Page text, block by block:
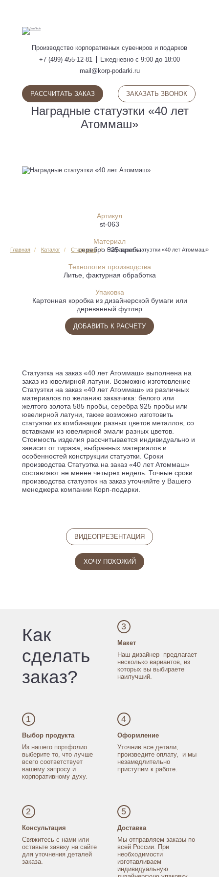
ПОИСК
Производство корпоративных сувениров и подарков
+7 (499) 455-12-81
Ежедневно с 9:00 до 18:00
mail@korp-podarki.ru
ЗАКАЗАТЬ ЗВОНОК
РАССЧИТАТЬ ЗАКАЗ
Главная Каталог Статуэтки Наградные статуэтки «40 лет Атоммаш»
Наградные статуэтки «40 лет
Атоммаш»
Артикул
st-063
Материал
серебро 925 пробы
Технология производства
Литье, фактурная обработка
Упаковка
Картонная коробка из дизайнерской бумаги или
деревянный футляр
ДОБАВИТЬ К РАСЧЕТУ
Статуэтка на заказ «40 лет Атоммаш» выполнена на
заказ из ювелирной латуни. Возможно изготовление
Статуэтки на заказ «40 лет Атоммаш» из различных
материалов по желанию заказчика: белого или
желтого золота 585 пробы, серебра 925 пробы или
ювелирной латуни, также возможно изготовить
статуэтки из комбинации разных цветов металлов, со
вставками из ювелирной эмали разных цветов.
Стоимость изделия рассчитывается индивидуально и
зависит от тиража, выбранных материалов и
особенностей конструкции статуэтки. Сроки
производства Статуэтка на заказ «40 лет Атоммаш»
составляют не менее четырех недель. Точные сроки
производства статуэток на заказ уточняйте у Вашего
менеджера компании Корп-подарки.
ВИДЕОПРЕЗЕНТАЦИЯ
ХОЧУ ПОХОЖИЙ
Как
сделать
заказ?
1
Выбор продукта
Из нашего портфолио
выберите то, что лучше
всего соответствует
вашему запросу и
корпоративному духу.
2
Консультация
Свяжитесь с нами или
оставьте заявку на сайте
для уточнения деталей
заказа.
3
Макет
Наш дизайнер предлагает
нескольковариантов, из
которых вы выбираете
наилучший.
4
Оформление
Уточнив все детали,
произведите оплату,
и мы
незамедлительно
приступим к работе.
5
Доставка
Мы отправляем заказы по
всей России. При
необходимости
изготавливаем
индивидуальную